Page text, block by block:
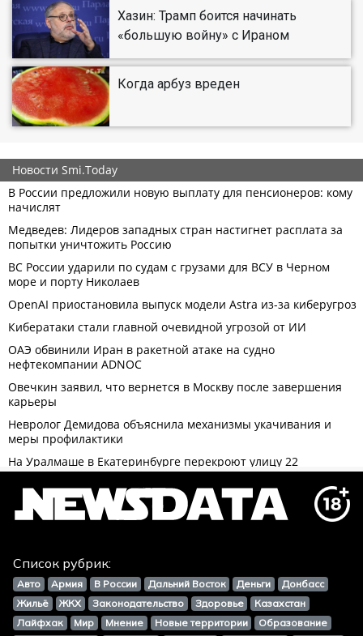
Хазин: Трамп боится начинать
«большую войну» с Ираном
Когда арбуз вреден
Список рубрик:
Авто Армия В России Дальний Восток Деньги
Донбасс
Жильё
ЖКХ Законодательство Здоровье
Казахстан
Лайфхак
Мир Мнение Новые территории Образование